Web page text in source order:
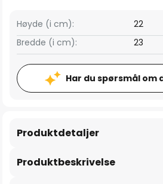
Bredde (i cm): 23
Høyde (i cm): 22
Har du spørsmål om
Produktbeskrivelse
Produktdetaljer